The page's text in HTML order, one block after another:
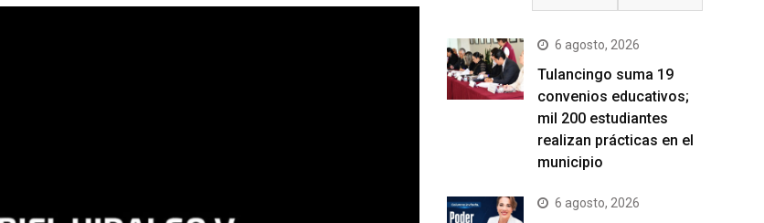
6 agosto, 2026
Tulancingo suma 19
convenios educativos;
mil 200 estudiantes
realizan prácticas en el
municipio
6 agosto, 2026